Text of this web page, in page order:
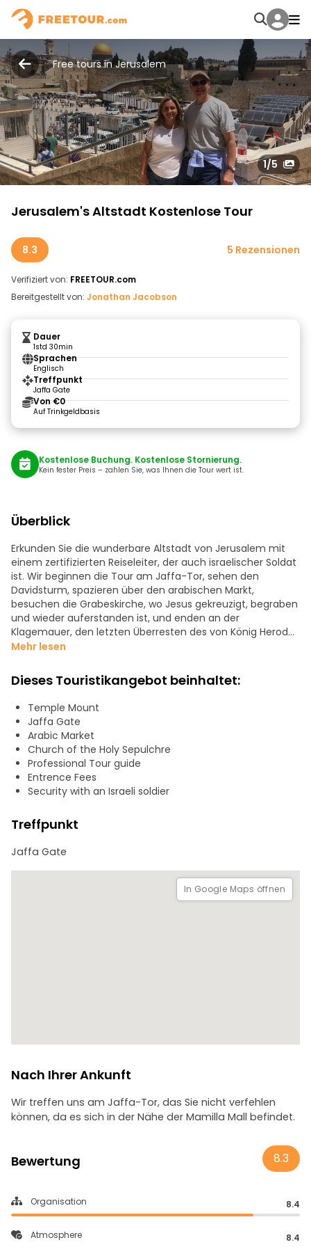
Free tours in Jerusalem
1/5
Jerusalem's Altstadt Kostenlose Tour
8.3 5 Rezensionen
Verifiziert von: FREETOUR.com
Bereitgestellt von: Jonathan Jacobson
Dauer
1std 30min
Sprachen
Englisch
Treffpunkt
Jaffa Gate
Von €0
Auf Trinkgeldbasis
Kostenlose Buchung. Kostenlose Stornierung.
Kein fester Preis – zahlen Sie, was Ihnen die Tour wert ist.
Überblick
Erkunden Sie die wunderbare Altstadt von Jerusalem mit
einem zertifizierten Reiseleiter, der auch israelischer Soldat
ist. Wir beginnen die Tour am Jaffa-Tor, sehen den
Davidsturm, spazieren über den arabischen Markt,
besuchen die Grabeskirche, wo Jesus gekreuzigt, begraben
und wieder auferstanden ist, und enden an der
Klagemauer, den letzten Überresten des von König Herodes
erbauten Tempelbergs.
Ich biete auch private Touren in ganz Israel an, oder wenn
Sie bereits Teil einer Gruppe sind, kann ich auch eine
Gruppenreise mit Ihnen machen. Bitte lassen Sie mich
nach der Tour wissen, ob Sie daran interessiert sind, mehr
von Israel zu sehen!
Mehr lesen
Dieses Touristikangebot beinhaltet:
Temple Mount
Jaffa Gate
Arabic Market
Church of the Holy Sepulchre
Professional Tour guide
Entrence Fees
Security with an Israeli soldier
Treffpunkt
Jaffa Gate
In Google Maps öffnen
Nach Ihrer Ankunft
Wir treffen uns am Jaffa-Tor, das Sie nicht verfehlen
können, da es sich in der Nähe der Mamilla Mall befindet.
Bewertung 8.3
Organisation 8.4
Atmosphere 8.4